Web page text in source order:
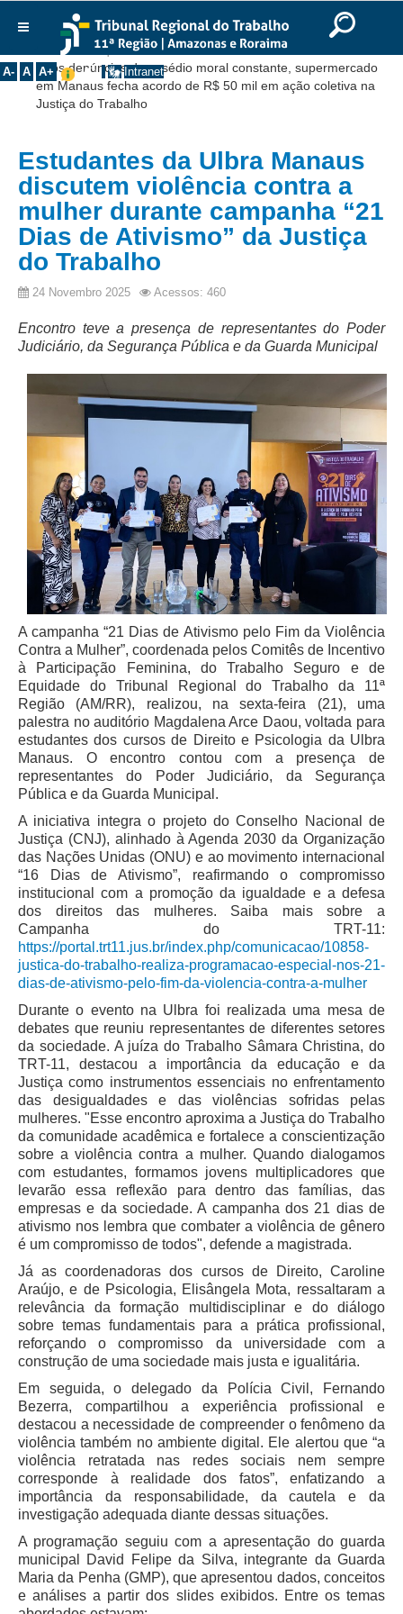
Ir para o rodapé
English
Português Español
A- A A+ Intranet
Institucional
Histórico
Corregedoria
Composição
Desembargadores
Seções Especializadas
Turmas
Varas do Trabalho
Juízes Manaus
Juízes Roraima
Juízes Substitutos
Diretores
Comitês
Comitê Gestor Regional do PJe
Comitê Gestor Regional do e-Gestão e de Tabelas
Processuais Unificadas
Comitê do Datajud
Comissão Regional de Pesquisa Judiciária e Ciência de
Dados
Comissão de Ética
Comitê de Priorização do Primeiro Grau
Comissão de Uniformização de Jurisprudência
Comitê de Gestão de Pessoas
Comissão de Vitaliciamento
Comitê de Atenção Integral à Saúde de Magistrados e
Servidores
Comitê de Segurança Permanente
Comitê de Combate ao Trabalho Infantil e de Estímulo à
Aprendizagem
Comitê de Incentivo à Participação Institucional Feminina
no âmbito do TRT-11
Comitê de Prevenção e Enfrentamento do Assédio
Moral, do Assédio Sexual e da Discriminação
Comissão Permanente de Gestão Socioambiental
Comitê Gestor do Plano de Contratações e Aquisições
no Âmbito do TRT11
Grupo Operacional do Centro de Inteligência
Comitê de Equidade de Raça, Gênero e Diversidade
Comitê PopRuaJud
Comissão de Justiça Itinerante
Comissão Permanente de Avaliação Documental
Automação e IA
Governança
Governança de TI
Gestão Estratégica
Governança das Contratações Obras
Rede de Governança Colaborativa
Gestão de Riscos
Laboratório de Inovação
Assessoria de Governança de Gestão de Pessoas
Sites Institucionais
Biblioteca
Centro de Memória
Educação a distância
Você está aqui:Início >> Notícias >>
Após denúncias de assédio moral constante, supermercado
em Manaus fecha acordo de R$ 50 mil em ação coletiva na
Justiça do Trabalho
Estudantes da Ulbra Manaus
discutem violência contra a
mulher durante campanha “21
Dias de Ativismo” da Justiça
do Trabalho
24 Novembro 2025 Acessos: 460
Encontro teve a presença de representantes do Poder
Judiciário, da Segurança Pública e da Guarda Municipal
A campanha “21 Dias de Ativismo pelo Fim da Violência
Contra a Mulher”, coordenada pelos Comitês de Incentivo
à Participação Feminina, do Trabalho Seguro e de
Equidade do Tribunal Regional do Trabalho da 11ª
Região (AM/RR), realizou, na sexta-feira (21), uma
palestra no auditório Magdalena Arce Daou, voltada para
estudantes dos cursos de Direito e Psicologia da Ulbra
Manaus. O encontro contou com a presença de
representantes do Poder Judiciário, da Segurança
Pública e da Guarda Municipal.
A iniciativa integra o projeto do Conselho Nacional de
Justiça (CNJ), alinhado à Agenda 2030 da Organização
das Nações Unidas (ONU) e ao movimento internacional
“16 Dias de Ativismo”, reafirmando o compromisso
institucional com a promoção da igualdade e a defesa
dos direitos das mulheres. Saiba mais sobre a
Campanha do TRT-11:
https://portal.trt11.jus.br/index.php/comunicacao/10858-
justica-do-trabalho-realiza-programacao-especial-nos-21-
dias-de-ativismo-pelo-fim-da-violencia-contra-a-mulher
Durante o evento na Ulbra foi realizada uma mesa de
debates que reuniu representantes de diferentes setores
da sociedade. A juíza do Trabalho Sâmara Christina, do
TRT-11, destacou a importância da educação e da
Justiça como instrumentos essenciais no enfrentamento
das desigualdades e das violências sofridas pelas
mulheres. "Esse encontro aproxima a Justiça do Trabalho
da comunidade acadêmica e fortalece a conscientização
sobre a violência contra a mulher. Quando dialogamos
com estudantes, formamos jovens multiplicadores que
levarão essa reflexão para dentro das famílias, das
empresas e da sociedade. A campanha dos 21 dias de
ativismo nos lembra que combater a violência de gênero
é um compromisso de todos", defende a magistrada.
Já as coordenadoras dos cursos de Direito, Caroline
Araújo, e de Psicologia, Elisângela Mota, ressaltaram a
relevância da formação multidisciplinar e do diálogo
sobre temas fundamentais para a prática profissional,
reforçando o compromisso da universidade com a
construção de uma sociedade mais justa e igualitária.
Em seguida, o delegado da Polícia Civil, Fernando
Bezerra, compartilhou a experiência profissional e
destacou a necessidade de compreender o fenômeno da
violência também no ambiente digital. Ele alertou que “a
violência retratada nas redes sociais nem sempre
corresponde à realidade dos fatos”, enfatizando a
importância da responsabilidade, da cautela e da
investigação adequada diante dessas situações.
A programação seguiu com a apresentação do guarda
municipal David Felipe da Silva, integrante da Guarda
Maria da Penha (GMP), que apresentou dados, conceitos
e análises a partir dos slides exibidos. Entre os temas